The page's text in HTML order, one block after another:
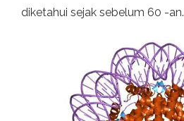
diketahui sejak sebelum 60 -an.